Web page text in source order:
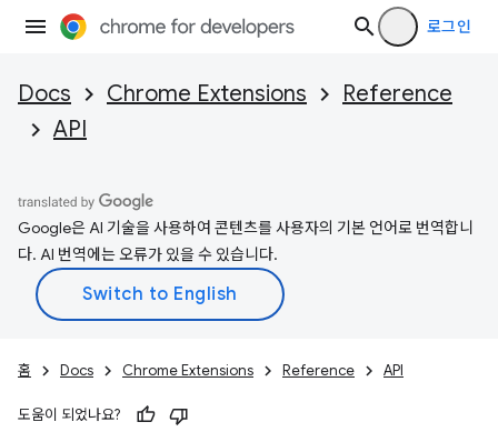
로그인
Docs Chrome Extensions
Reference
API
Google은 AI 기술을 사용하여 콘텐츠를 사용자의 기본 언어로 번역합니
다. AI 번역에는 오류가 있을 수 있습니다.
홈 Docs Chrome Extensions Reference API
도움이 되었나요?